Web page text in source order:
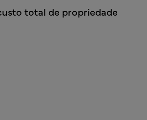
total de propriedade